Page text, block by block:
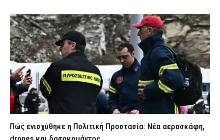
Οικογενειακή τραγωδία στις Σέρρες: Σκοτώθηκαν μητέρα και
γιος – Βίντεο-σοκ από τη στιγμή της σύγκρουσης του ΙΧ με
φορτηγό
ΑΣΤΥΝΟΜΙΑ 7 Αυγούστου 2026 11:54
Συνελήφθη 31χρονος στη Γερμανία – Φέρεται να είναι μέλος του
εκτελεστικού βραχίονα της Greek Mafia
ΑΣΤΥΝΟΜΙΑ 7 Αυγούστου 2026 11:40
Σπιτάκια ανακύκλωσης: Η πολιτική παρωδία ΝΔ και ΠΑΣΟΚ που
έγινε… τσίρκο
Επιχειρήσεις της ΕΛ.ΑΣ. για την αντιμετώπιση της
Πώς ενισχύθηκε η Πολιτική Προστασία: Νέα αεροσκάφη,